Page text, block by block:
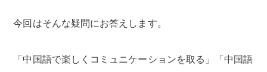
今回はそんな疑問にお答えします。
「中国語で楽しくコミュニケーションを取る」「中国語